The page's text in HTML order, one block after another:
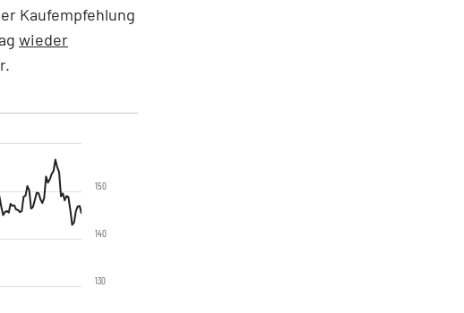
Kaufempfehlung
wieder
130
140
150